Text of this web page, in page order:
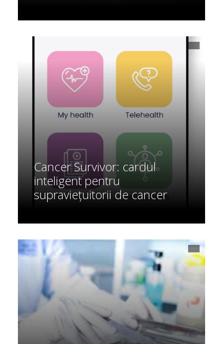
Cancer Survivor: cardul
inteligent pentru
supraviețuitorii de cancer